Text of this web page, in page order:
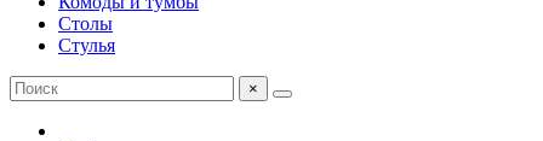
Столы
Стулья
×